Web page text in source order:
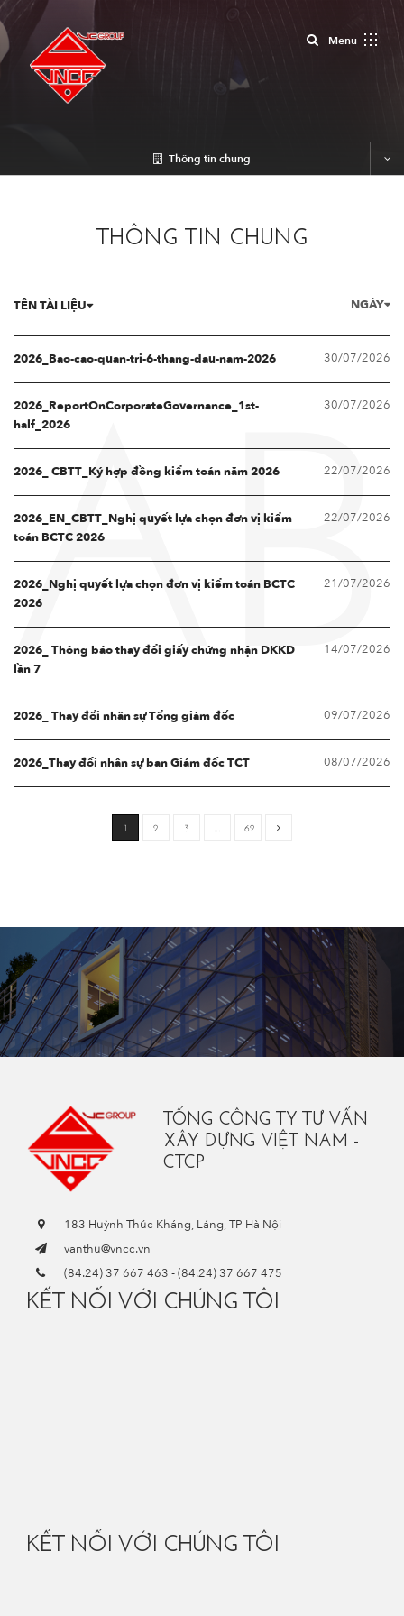
MenuClose
Thông tin chung
THÔNG TIN CHUNG
TÊN TÀI LIỆU NGÀY
2026_Bao-cao-quan-tri-6-thang-dau-nam-2026 30/07/2026
2026_ReportOnCorporateGovernance_1st-
half_2026
30/07/2026
2026_ CBTT_Ký hợp đồng kiểm toán năm 2026 22/07/2026
2026_EN_CBTT_Nghị quyết lựa chọn đơn vị kiểm
toán BCTC 2026
22/07/2026
2026_Nghị quyết lựa chọn đơn vị kiểm toán BCTC
2026
21/07/2026
2026_ Thông báo thay đổi giấy chứng nhận DKKD
lần 7
14/07/2026
2026_ Thay đổi nhân sự Tổng giám đốc 09/07/2026
2026_Thay đổi nhân sự ban Giám đốc TCT 08/07/2026
1 2 3 … 62
TỔNG CÔNG TY TƯ VẤN
XÂY DỰNG VIỆT NAM -
CTCP
183 Huỳnh Thúc Kháng, Láng, TP Hà Nội
vanthu@vncc.vn
(84.24) 37 667 463 -(84.24) 37 667 475
KẾT NỐI VỚI CHÚNG TÔI
KẾT NỐI VỚI CHÚNG TÔI